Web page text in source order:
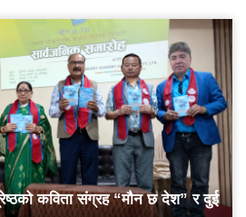
कविता संग्रह “मौन छ देश” र दुई